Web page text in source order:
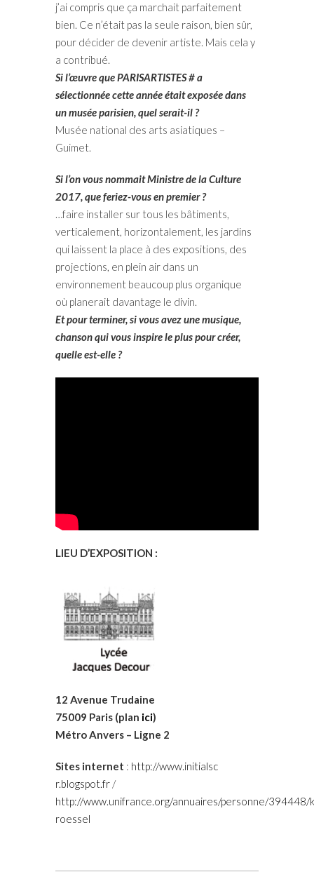
j’ai compris que ça marchait parfaitement
bien. Ce n’était pas la seule raison, bien sûr,
pour décider de devenir artiste. Mais cela y
a contribué.
Si l’œuvre que PARISARTISTES # a
sélectionnée cette année était exposée dans
un musée parisien, quel serait-il ?
Musée national des arts asiatiques –
Guimet.
Si l’on vous nommait Ministre de la Culture
2017, que feriez-vous en premier ?
…faire installer sur tous les bâtiments,
verticalement, horizontalement, les jardins
qui laissent la place à des expositions, des
projections, en plein air dans un
environnement beaucoup plus organique
où planerait davantage le divin.
Et pour terminer, si vous avez une musique,
chanson qui vous inspire le plus pour créer,
quelle est-elle ?
LIEU D’EXPOSITION :
12 Avenue Trudaine
75009 Paris (plan ici)
Métro Anvers – Ligne 2
Sites internet : http://www.initialsc
r.blogspot.fr /
http://www.unifrance.org/annuaires/personne/394448/
roessel